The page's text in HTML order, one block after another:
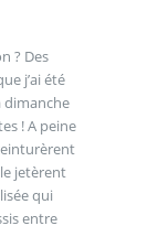
? Des
j’ai été
dimanche
jetèrent
qui
entre